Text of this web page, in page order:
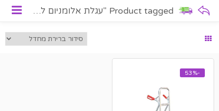
Product tagged "עגלת אלומניום לסבלים"
-53%